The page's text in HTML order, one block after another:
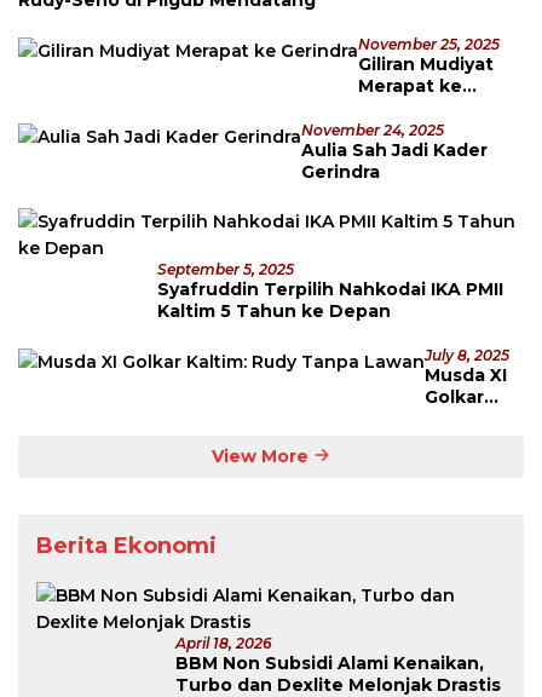
November 25, 2025
Giliran Mudiyat
Merapat ke
November 24, 2025
Aulia Sah Jadi Kader
Gerindra
September 5, 2025
Syafruddin Terpilih Nahkodai IKA PMII
Kaltim 5 Tahun ke Depan
July 8, 2025
Musda XI
Golkar
View More
Berita Ekonomi
April 18, 2026
BBM Non Subsidi Alami Kenaikan,
Turbo dan Dexlite Melonjak Drastis